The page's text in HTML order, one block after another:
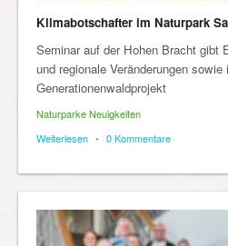
Klimabotschafter im Naturpark
Seminar auf der Hohen Bracht gibt
und regionale Veränderungen sowie
Generationenwaldprojekt
Naturparke Neuigkeiten
Weiterlesen • 0 Kommentare